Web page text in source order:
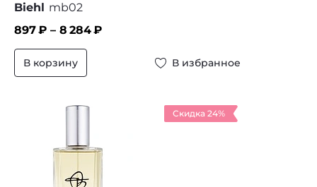
Biehl mb02
897₽ – 8 284₽
В корзину В избранное
Скидка 24%